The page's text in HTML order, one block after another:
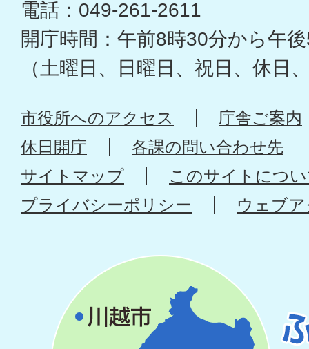
電話：049-261-2611
開庁時間：午前8時30分から午
（土曜日、日曜日、祝日、休日
市役所へのアクセス
庁舎ご案内
休日開庁
各課の問い合わせ先
サイトマップ
このサイトにつ
プライバシーポリシー
ウェブ